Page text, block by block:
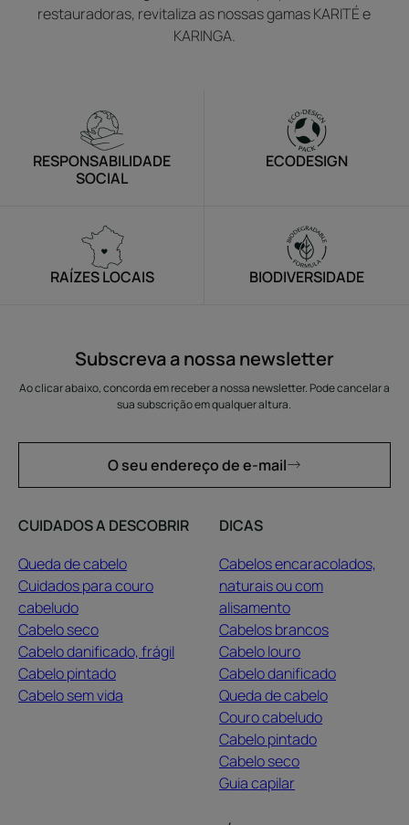
restauradoras, revitaliza as nossas gamas KARITÉ e
KARINGA.
RESPONSABILIDADE
SOCIAL
ECODESIGN
RAÍZES LOCAIS BIODIVERSIDADE
Subscreva a nossa newsletter
Ao clicar abaixo, concorda em receber a nossa newsletter. Pode cancelar a
sua subscrição em qualquer altura.
O seu endereço de e-mail
CUIDADOS A DESCOBRIR
Queda de cabelo
Cuidados para couro
cabeludo
Cabelo seco
Cabelo danificado, frágil
Cabelo pintado
Cabelo sem vida
DICAS
Cabelos encaracolados,
naturais ou com
alisamento
Cabelos brancos
Cabelo louro
Cabelo danificado
Queda de cabelo
Couro cabeludo
Cabelo pintado
Cabelo seco
Guia capilar